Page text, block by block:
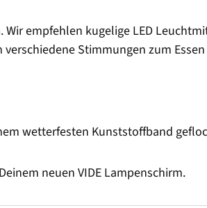
empfehlen kugelige LED
Stimmungen zum
wetterfesten Kunststoffband
neuen VIDE Lampenschirm.